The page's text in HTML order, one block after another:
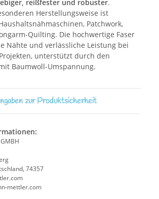
reißfester und robuster.
Herstellungsweise ist
Patchwork,
Quilting. Die hochwertige Faser
Nähte und verlässliche Leistung bei
unterstützt durch den
Baumwoll-Umspannung.
zur Produktsicherheit
74357
mettler.com